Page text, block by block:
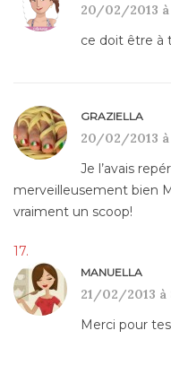
20/02/2013 à
ce doit être à
GRAZIELLA
20/02/2013 à
Je l’avais
merveilleusement bien
vraiment un scoop!
MANUELLA
21/02/2013 à
Merci pour